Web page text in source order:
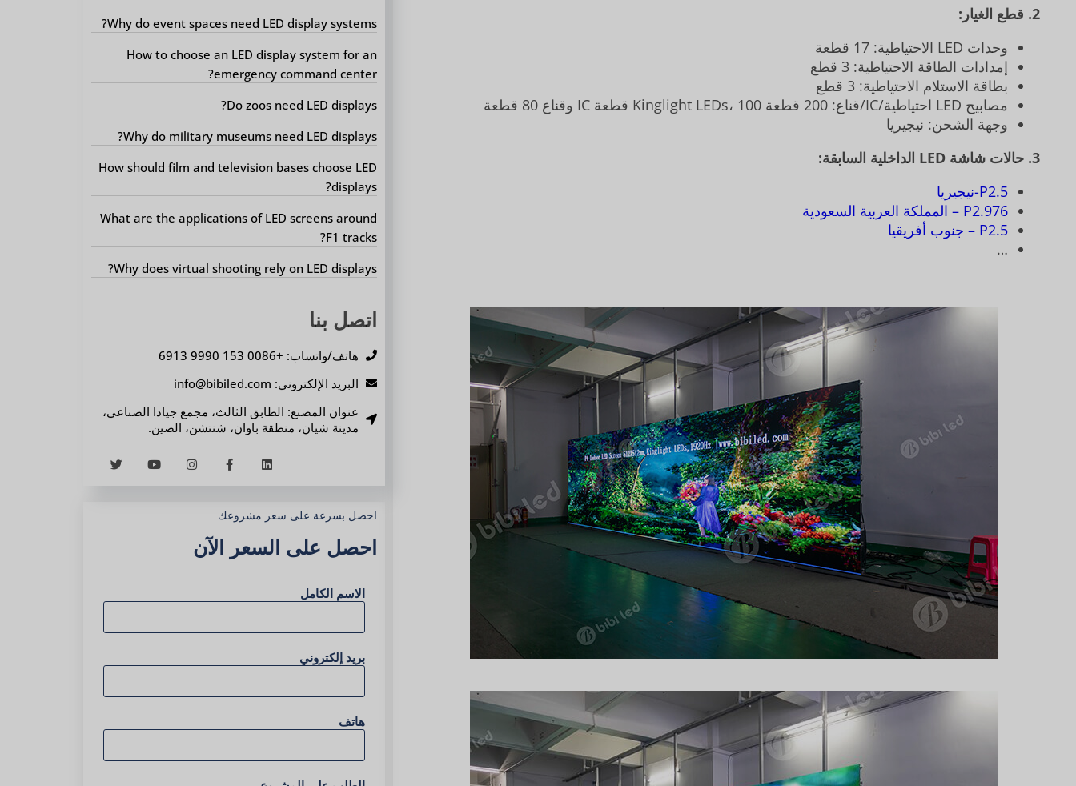
2. قطع الغيار:
وحدات LED الاحتياطية: 17 قطعة
إمدادات الطاقة الاحتياطية: 3 قطع
بطاقة الاستلام الاحتياطية: 3 قطع
مصابيح LED احتياطية/IC/قناع: 200 قطعة Kinglight LEDs، 100 قطعة IC وقناع 80 قطعة
وجهة الشحن: نيجيريا
3. حالات شاشة LED الداخلية السابقة:
P2.5-نيجيريا
P2.976 – المملكة العربية السعودية
P2.5 – جنوب أفريقيا
…
Why do event spaces need LED display systems?
How to choose an LED display system for an
emergency command center?
Do zoos need LED displays?
Why do military museums need LED displays?
How should film and television bases choose LED
displays?
What are the applications of LED screens around
F1 tracks?
Why does virtual shooting rely on LED displays?
اتصل بنا
هاتف/واتساب: +0086 153 9990 6913
البريد الإلكتروني: info@bibiled.com
عنوان المصنع: الطابق الثالث، مجمع جيادا الصناعي،
مدينة شيان، منطقة باوان، شنتشن، الصين.
احصل بسرعة على سعر مشروعك
احصل على السعر الآن
الاسم الكامل
بريد إلكتروني
هاتف